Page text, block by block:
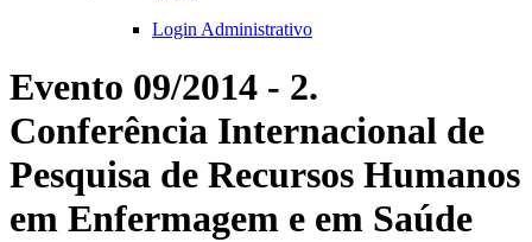
Login Administrativo
Evento 09/2014 - 2.
Conferência Internacional de
Pesquisa de Recursos Humanos
em Enfermagem e em Saúde